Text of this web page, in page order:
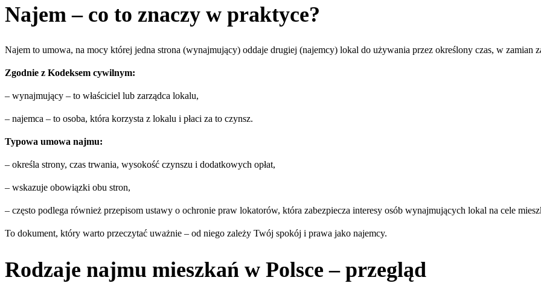
Najem – co to znaczy w praktyce?
Najem to umowa, na mocy której jedna strona (wynajmujący) oddaje drugiej (najemcy) lokal do używania przez określony czas, w zamian
Zgodnie z Kodeksem cywilnym:
– wynajmujący – to właściciel lub zarządca lokalu,
– najemca – to osoba, która korzysta z lokalu i płaci za to czynsz.
Typowa umowa najmu:
– określa strony, czas trwania, wysokość czynszu i dodatkowych opłat,
– wskazuje obowiązki obu stron,
– często podlega również przepisom ustawy o ochronie praw lokatorów, która zabezpiecza interesy osób wynajmujących lokal na cele
To dokument, który warto przeczytać uważnie – od niego zależy Twój spokój i prawa jako najemcy.
Rodzaje najmu mieszkań w Polsce – przegląd